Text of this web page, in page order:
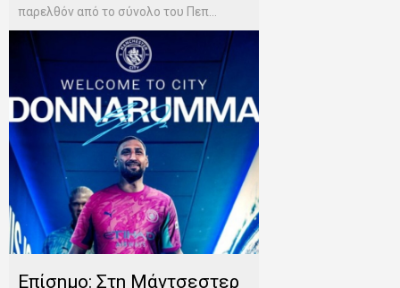
παρελθόν από το σύνολο του Πεπ...
Επίσημο: Στη Μάντσεστερ